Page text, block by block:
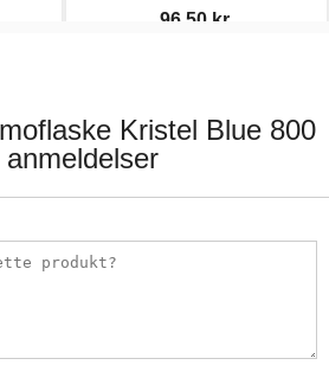
96,50 kr.
Kristel Blue 800
anmeldelser